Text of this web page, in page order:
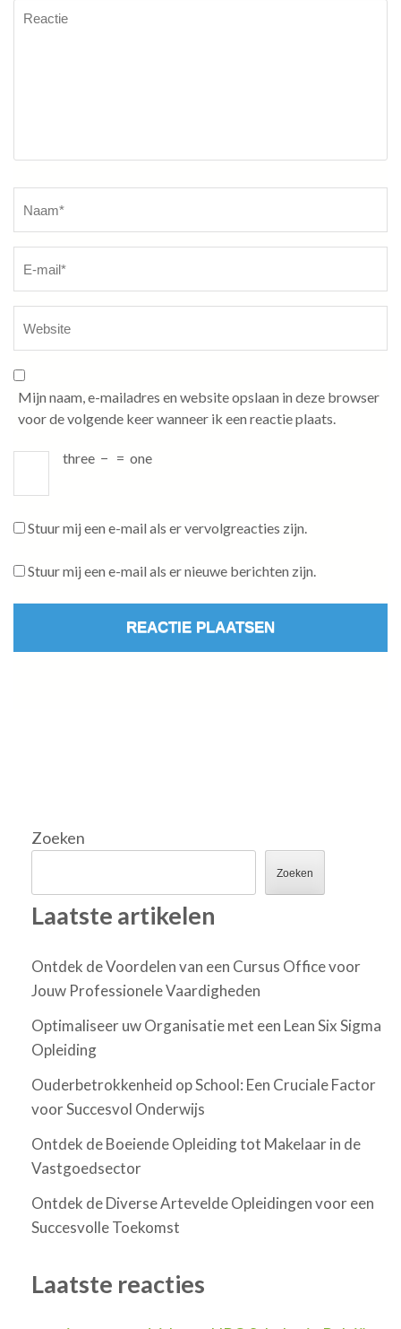
Mijn naam, e-mailadres en website opslaan in deze browser
voor de volgende keer wanneer ik een reactie plaats.
three − = one
Stuur mij een e-mail als er vervolgreacties zijn.
Stuur mij een e-mail als er nieuwe berichten zijn.
Zoeken
Zoeken
Laatste artikelen
Ontdek de Voordelen van een Cursus Office voor
Jouw Professionele Vaardigheden
Optimaliseer uw Organisatie met een Lean Six Sigma
Opleiding
Ouderbetrokkenheid op School: Een Cruciale Factor
voor Succesvol Onderwijs
Ontdek de Boeiende Opleiding tot Makelaar in de
Vastgoedsector
Ontdek de Diverse Artevelde Opleidingen voor een
Succesvolle Toekomst
Laatste reacties